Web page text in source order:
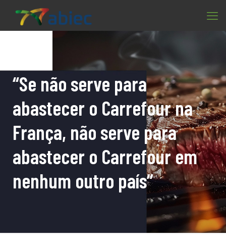
“Se não serve para
abastecer o Carrefour na
França, não serve para
abastecer o Carrefour em
nenhum outro país”